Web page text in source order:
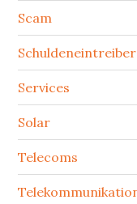
Scam
Schuldeneintreiber
Services
Solar
Telecoms